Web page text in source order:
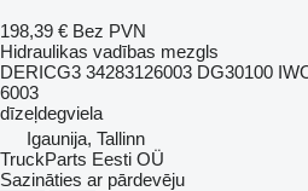
198,39 € Bez PVN
Hidraulikas vadības mezgls
DERICG3 34283126003 DG30100
6003
dīzeļdegviela
Igaunija, Tallinn
TruckParts Eesti OÜ
Sazināties ar pārdevēju